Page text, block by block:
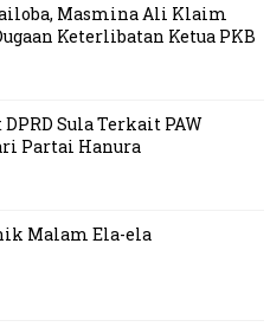
Masmina Ali Klaim
Keterlibatan Ketua PKB
Sula Terkait PAW
Partai Hanura
Malam Ela-ela